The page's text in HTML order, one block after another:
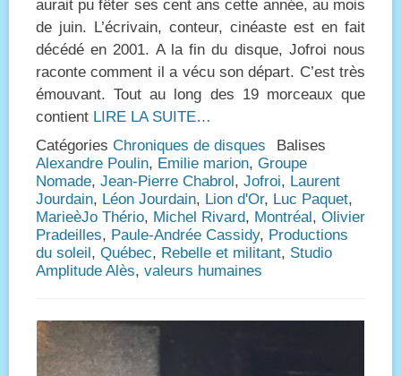
aurait pu fêter ses cent ans cette année, au mois
de juin. L’écrivain, conteur, cinéaste est en fait
décédé en 2001. A la fin du disque, Jofroi nous
raconte comment il a vécu son départ. C’est très
émouvant. Tout au long des 19 morceaux que
contient LIRE LA SUITE…
Catégories Chroniques de disques
Balises
Alexandre Poulin, Emilie marion, Groupe
Nomade, Jean-Pierre Chabrol, Jofroi, Laurent
Jourdain, Léon Jourdain, Lion d'Or, Luc Paquet,
MarieèJo Thério, Michel Rivard, Montréal, Olivier
Pradeilles, Paule-Andrée Cassidy, Productions
du soleil, Québec, Rebelle et militant, Studio
Amplitude Alès, valeurs humaines